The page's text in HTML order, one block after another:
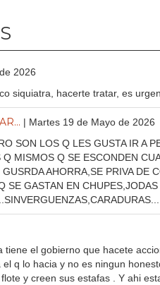
2026
siquiatra, hacerte tratar, es
| Martes 19 de Mayo de 2026
SON LOS Q LES GUSTA IR A
MISMOS Q SE ESCONDEN
AHORRA,SE PRIVA DE
SE GASTAN EN
el gobierno que hacete
q lo hacia y no es ningun
y creen sus estafas . Y ahi